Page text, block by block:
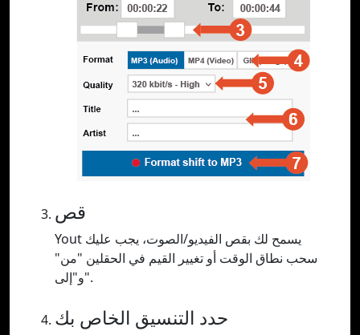
قص
Yout يسمح لك بقص الفيديو/الصوت، يجب عليك
سحب نطاق الوقت أو تغيير القيم في الحقلين "من"
و"إلى".
حدد التنسيق الخاص بك